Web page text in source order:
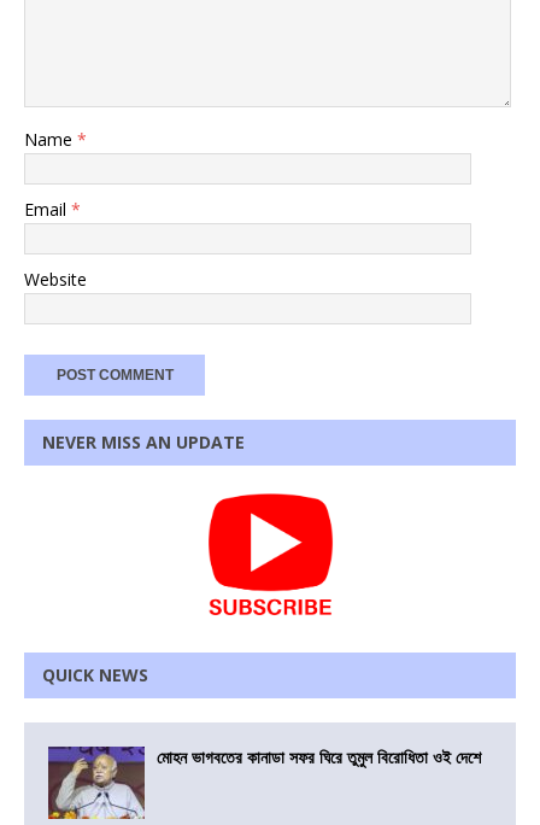
Name *
Email *
Website
NEVER MISS AN UPDATE
QUICK NEWS
মোহন ভাগবতের কানাডা সফর ঘিরে তুমুল বিরোধিতা ওই দেশে